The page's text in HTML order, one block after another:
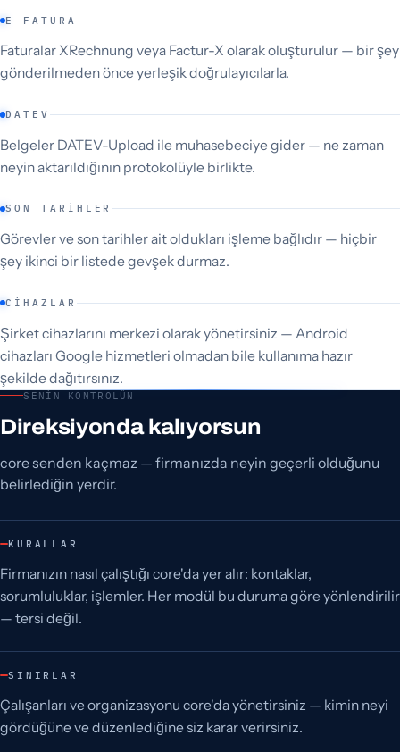
E-FATURA
Faturalar XRechnung veya Factur-X olarak oluşturulur — bir şey
gönderilmeden önce yerleşik doğrulayıcılarla.
DATEV
Belgeler DATEV-Upload ile muhasebeciye gider — ne zaman
neyin aktarıldığının protokolüyle birlikte.
SON TARIHLER
Görevler ve son tarihler ait oldukları işleme bağlıdır — hiçbir
şey ikinci bir listede gevşek durmaz.
CIHAZLAR
Şirket cihazlarını merkezi olarak yönetirsiniz — Android
cihazları Google hizmetleri olmadan bile kullanıma hazır
şekilde dağıtırsınız.
SENIN KONTROLÜN
Direksiyonda kalıyorsun
core senden kaçmaz — firmanızda neyin geçerli olduğunu
belirlediğin yerdir.
KURALLAR
Firmanızın nasıl çalıştığı core'da yer alır: kontaklar,
sorumluluklar, işlemler. Her modül bu duruma göre yönlendirilir
— tersi değil.
SINIRLAR
Çalışanları ve organizasyonu core'da yönetirsiniz — kimin neyi
gördüğüne ve düzenlediğine siz karar verirsiniz.